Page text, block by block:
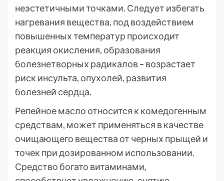
неэстетичными точками. Следует избегать
нагревания вещества, под воздействием
повышенных температур происходит
реакция окисления, образования
болезнетворных радикалов – возрастает
риск инсульта, опухолей, развития
болезней сердца.
Репейное масло относится к комедогенным
средствам, может применяться в качестве
очищающего вещества от черных прыщей и
точек при дозированном использовании.
Средство богато витаминами,